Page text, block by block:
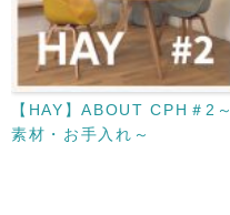
【HAY】ABOUT CPH＃2～
素材・お手入れ～